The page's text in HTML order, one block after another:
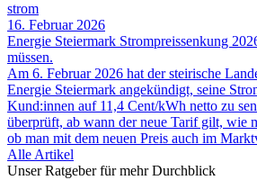
strom
16. Februar 2026
Energie Steiermark Strompreissenkung
müssen.
Am 6. Februar 2026 hat der steirische
Energie Steiermark angekündigt, seine
Kund:innen auf 11,4 Cent/kWh netto zu
überprüft, ab wann der neue Tarif gilt, wie
ob man mit dem neuen Preis auch im
Alle Artikel
Unser Ratgeber für mehr Durchblick